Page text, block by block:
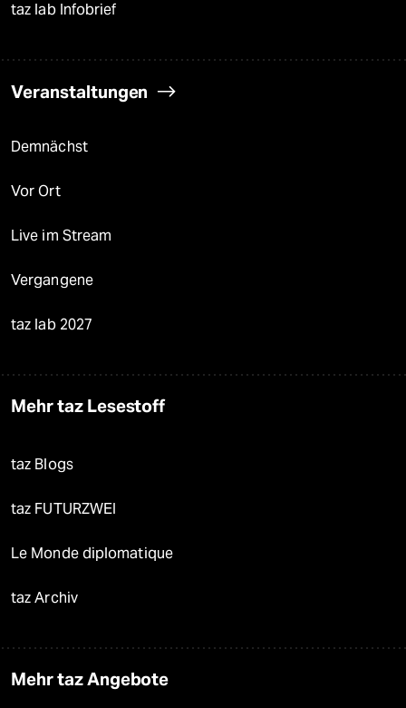
taz lab Infobrief
Veranstaltungen
Demnächst
Vor Ort
Live im Stream
Vergangene
taz lab 2027
Mehr taz Lesestoff
taz Blogs
taz FUTURZWEI
Le Monde diplomatique
taz Archiv
Mehr taz Angebote